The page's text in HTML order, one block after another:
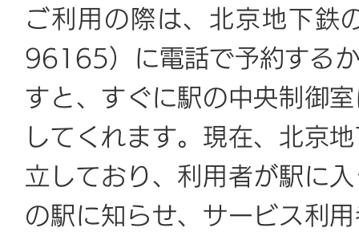
ご利用の際は、北京地下
96165）に電話で予約する
すと、すぐに駅の中央制御
してくれます。現在、北京
立しており、利用者が駅に
の駅に知らせ、サービス利